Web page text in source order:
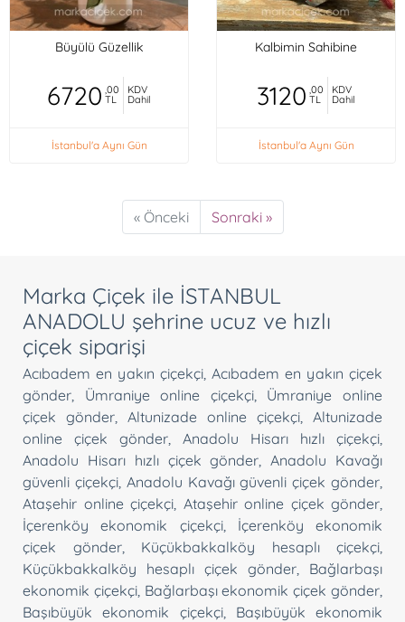
Büyülü Güzellik
6720 ,00
TL
KDV
Dahil
İstanbul'a Aynı Gün
Kalbimin Sahibine
3120 ,00
TL
KDV
Dahil
İstanbul'a Aynı Gün
« Önceki Sonraki »
Marka Çiçek ile İSTANBUL
ANADOLU şehrine ucuz ve hızlı
çiçek siparişi
Acıbadem en yakın çiçekçi Acıbadem en yakın çiçek
gönder
Ümraniye online çiçekçi, Ümraniye online
çiçek gönder
Altunizade online çiçekçi
Altunizade
online çiçek gönder
Anadolu Hisarı hızlı çiçekçi
Anadolu Hisarı hızlı çiçek gönder ,Anadolu Kavağı
güvenli çiçekçi, Anadolu Kavağı güvenli çiçek gönder
Ataşehir online çiçekçi Ataşehir online çiçek gönder
İçerenköy ekonomik çiçekçi, İçerenköy ekonomik
çiçek gönder, Küçükbakkalköy hesaplı çiçekçi
Küçükbakkalköy hesaplı çiçek gönder
Bağlarbaşı
ekonomik çiçekçi, Bağlarbaşı ekonomik çiçek gönder
Başıbüyük ekonomik çiçekçi, Başıbüyük ekonomik